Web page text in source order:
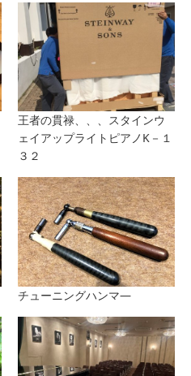
王者の貫禄、、、スタインウ
ェイアップライトピアノK－１
３２
チューニングハンマ―